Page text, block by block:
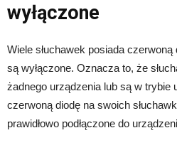
wyłączone
Wiele słuchawek posiada
są wyłączone. Oznacza to, że
żadnego urządzenia lub są w trybie
czerwoną diodę na swoich
prawidłowo podłączone do